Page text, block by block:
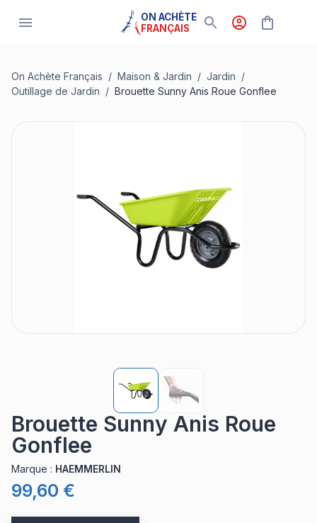
ON ACHÈTE
FRANÇAIS
On Achète Français / Maison & Jardin / Jardin /
Outillage de Jardin / Brouette Sunny Anis Roue Gonflee
Brouette Sunny Anis Roue
Gonflee
Marque : HAEMMERLIN
99,60 €